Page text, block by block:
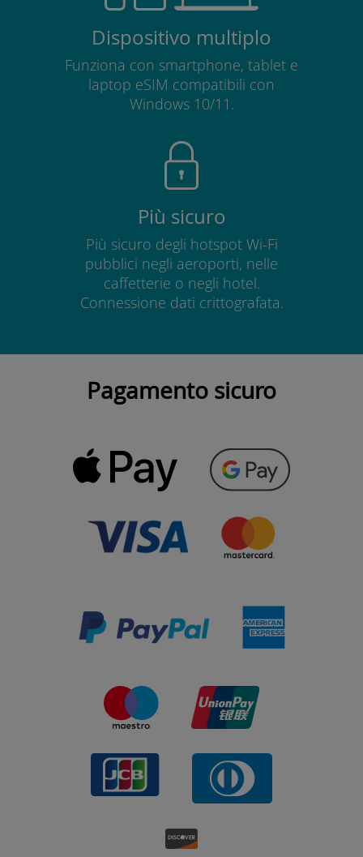
Dispositivo multiplo
Funziona con smartphone, tablet e
laptop eSIM compatibili con
Windows 10/11.
Più sicuro
Più sicuro degli hotspot Wi-Fi
pubblici negli aeroporti, nelle
caffetterie o negli hotel.
Connessione dati crittografata.
Pagamento sicuro